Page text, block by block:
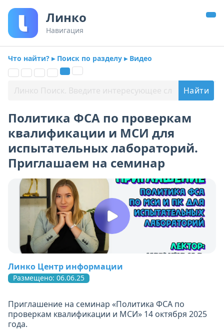
Линко
Навигация
Что найти? ▸ Поиск по разделу ▸ Видео
Политика ФСА по проверкам
квалификации и МСИ для
испытательных лабораторий.
Приглашаем на семинар
Линко Центр информации
Размещено: 06.06.25
Приглашение на семинар «Политика ФСА по
проверкам квалификации и МСИ» 14 октября 2025
года.